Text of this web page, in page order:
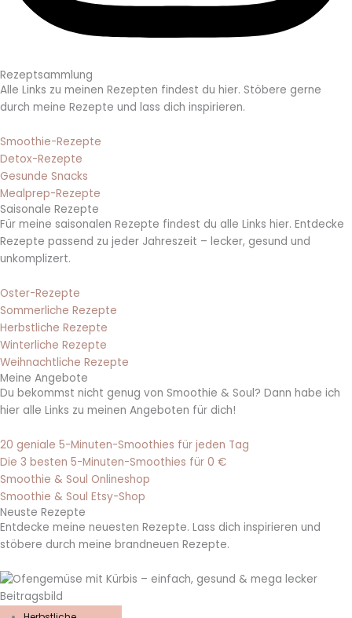
Rezeptsammlung
Alle Links zu meinen Rezepten findest du hier. Stöbere gerne
durch meine Rezepte und lass dich inspirieren.
Smoothie-Rezepte
Detox-Rezepte
Gesunde Snacks
Mealprep-Rezepte
Saisonale Rezepte
Für meine saisonalen Rezepte findest du alle Links hier. Entdecke
Rezepte passend zu jeder Jahreszeit – lecker, gesund und
unkomplizert.
Oster-Rezepte
Sommerliche Rezepte
Herbstliche Rezepte
Winterliche Rezepte
Weihnachtliche Rezepte
Meine Angebote
Du bekommst nicht genug von Smoothie & Soul? Dann habe ich
hier alle Links zu meinen Angeboten für dich!
20 geniale 5-Minuten-Smoothies für jeden Tag
Die 3 besten 5-Minuten-Smoothies für 0 €
Smoothie & Soul Onlineshop
Smoothie & Soul Etsy-Shop
Neuste Rezepte
Entdecke meine neuesten Rezepte. Lass dich inspirieren und
stöbere durch meine brandneuen Rezepte.